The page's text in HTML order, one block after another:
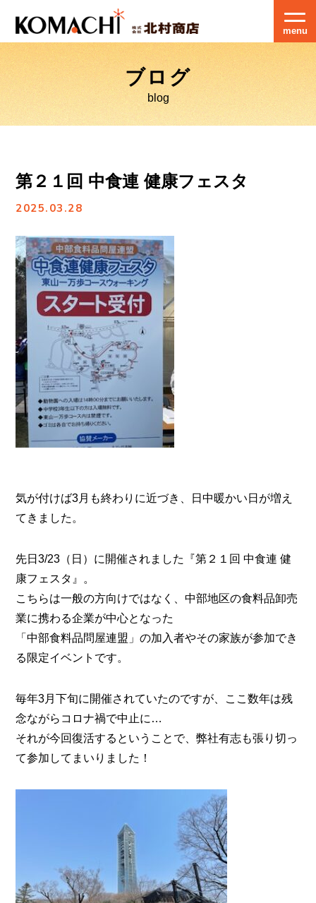
menu
ブログ
blog
第２１回 中食連 健康フェスタ
2025.03.28
気が付けば3月も終わりに近づき、日中暖かい日が増え
てきました。
先日3/23（日）に開催されました『第２１回 中食連 健
康フェスタ』。
こちらは一般の方向けではなく、中部地区の食料品卸売
業に携わる企業が中心となった
「中部食料品問屋連盟」の加入者やその家族が参加でき
る限定イベントです。
毎年3月下旬に開催されていたのですが、ここ数年は残
念ながらコロナ禍で中止に…
それが今回復活するということで、弊社有志も張り切っ
て参加してまいりました！